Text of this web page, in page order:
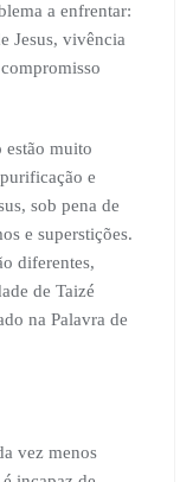
a enfrentar:
Jesus, vivência
estão muito
e
sob pena de
e superstições.
diferentes,
de Taizé
na Palavra de
vez menos